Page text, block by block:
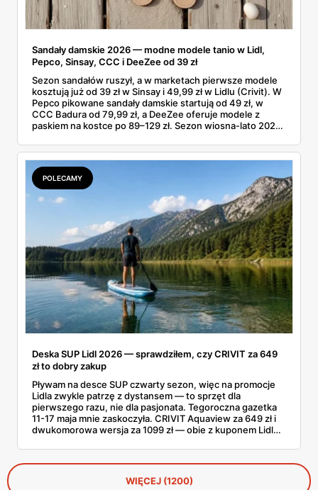
Sandały damskie 2026 — modne modele tanio w Lidl,
Pepco, Sinsay, CCC i DeeZee od 39 zł
Sezon sandałów ruszył, a w marketach pierwsze modele
kosztują już od 39 zł w Sinsay i 49,99 zł w Lidlu (Crivit). W
Pepco pikowane sandały damskie startują od 49 zł, w
CCC Badura od 79,99 zł, a DeeZee oferuje modele z
paskiem na kostce po 89–129 zł. Sezon wiosna-lato 2026
pasteli — od pudrowego różu po butter yellow. Sprawdź,
który model wybrać na Boże Ciało, wesele plenerowe i
wakacje
POLECAMY
Deska SUP Lidl 2026 — sprawdziłem, czy CRIVIT za 649
zł to dobry zakup
Pływam na desce SUP czwarty sezon, więc na promocje
Lidla zwykle patrzę z dystansem — to sprzęt dla
pierwszego razu, nie dla pasjonata. Tegoroczna gazetka
11-17 maja mnie zaskoczyła. CRIVIT Aquaview za 649 zł i
dwukomorowa wersja za 1099 zł — obie z kuponem Lidl
nośność, a do tego, jak wypadają wobec tańszych modeli
z Decathlonu.
WIĘCEJ (1200)